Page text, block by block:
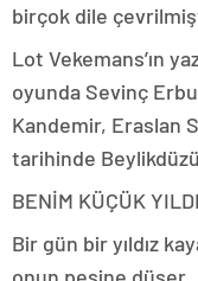
birçok dile
Lot Vekemans’ın
oyunda Sevinç
Kandemir, Eraslan
tarihinde
BENİM KÜÇÜK
Bir gün bir yıldız